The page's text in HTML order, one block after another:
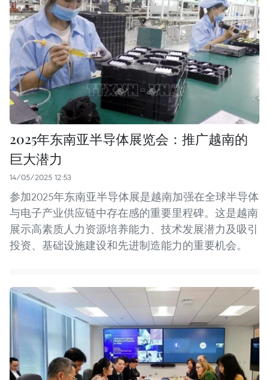
2025年东南亚半导体展览会：推广越南的
巨大潜力
14/05/2025 12:53
参加2025年东南亚半导体展是越南加强在全球半导体
与电子产业供应链中存在感的重要里程碑。这是越南
展示高素质人力资源培养能力、技术发展潜力及吸引
投资、基础设施建设和先进制造能力的重要机会。